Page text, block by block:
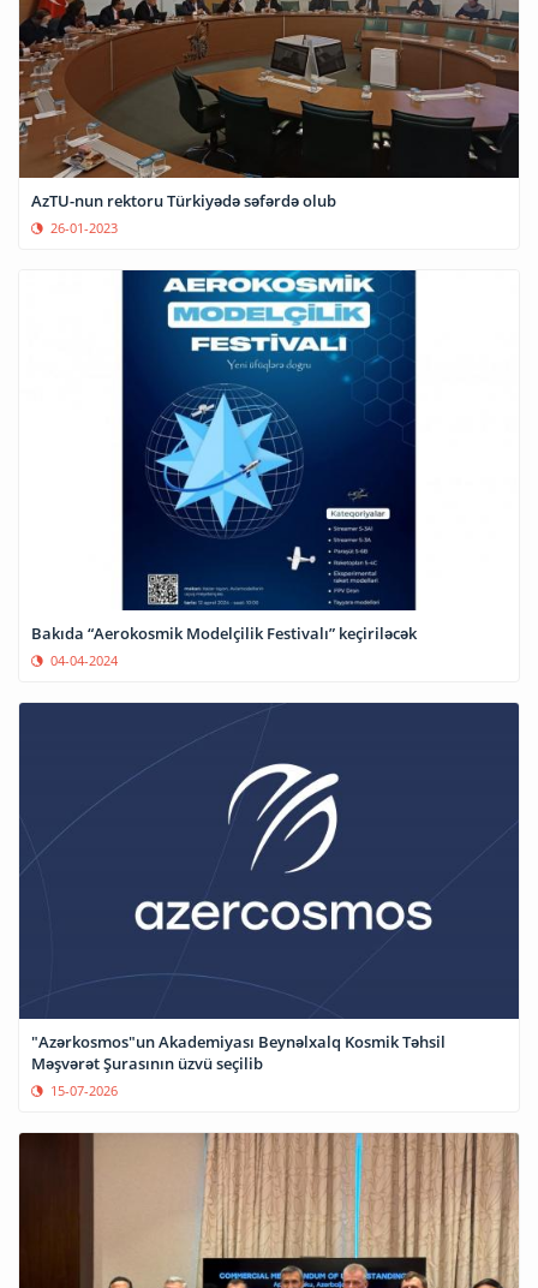
AzTU-nun rektoru Türkiyədə səfərdə olub
26-01-2023
Bakıda “Aerokosmik Modelçilik Festivalı” keçiriləcək
04-04-2024
"Azərkosmos"un Akademiyası Beynəlxalq Kosmik Təhsil
Məşvərət Şurasının üzvü seçilib
15-07-2026